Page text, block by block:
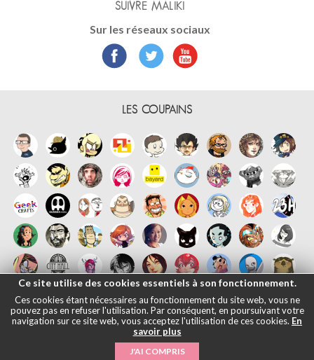
SUIVRE MALIKI
Sur les réseaux sociaux
LES COUPAINS
日本語|Mentions légales
2026
Ce site utilise des cookies essentiels à son fonctionnement.
Ces cookies étant nécessaires au fonctionnement du site web, vous ne
pouvez pas en refuser l'utilisation. Par conséquent, en poursuivant votre
navigation sur ce site web, vous acceptez l'utilisation de ces cookies. En
savoir plus
J'AI COMPRIS